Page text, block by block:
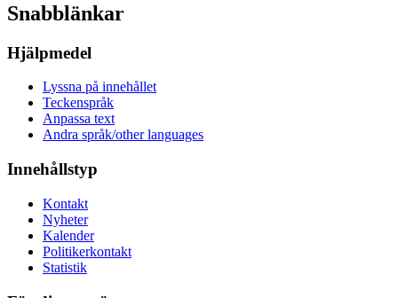
Snabblänkar
Hjälpmedel
Lyssna på innehållet
Teckenspråk
Anpassa text
Andra språk/other languages
Innehållstyp
Kontakt
Nyheter
Kalender
Politikerkontakt
Statistik